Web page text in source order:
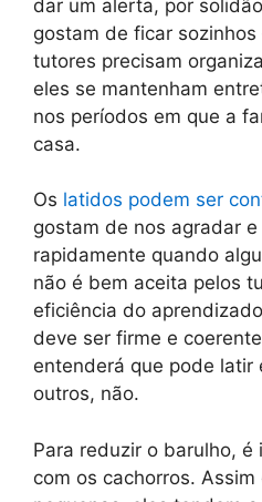
dar um alerta, por
gostam de ficar
tutores precisam
eles se mantenham
nos períodos em que a
casa.
Os latidos podem ser
gostam de nos agradar
rapidamente quando
não é bem aceita pelos
eficiência do
deve ser firme e
entenderá que pode latir
outros, não.
Para reduzir o barulho,
com os cachorros.